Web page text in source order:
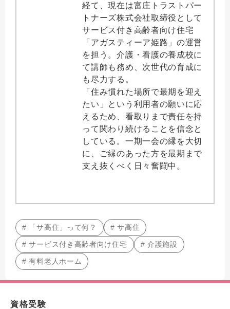
経て、現在は富庄トラストパー
トナーズ株式会社取締役として
サービス付き高齢者向け住宅
「アガスティーア姫路」の運営
を担う。介護・看護の養成校に
て講師も務め、次世代の育成に
も尽力する。
「住み慣れた場所で最期を迎え
たい」という利用者の願いに応
えるため、看取りまで責任を持
って関わり続けることを信念と
している。一期一会の縁を大切
に、ご縁のあった方を最期まで
支え抜くべく日々奮闘中。
# 「サ高住」って何？ # サ高住
# サービス付き高齢者向け住宅 # 介護施設
# 有料老人ホーム
資格受験